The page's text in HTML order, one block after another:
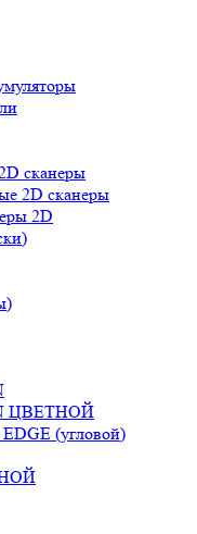
сканеры
2D сканеры
2D
ЦВЕТНОЙ
(угловой)